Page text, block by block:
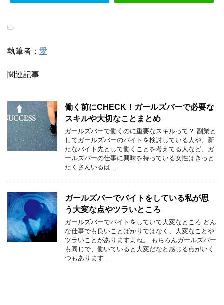
-
執筆者： 愛
関連記事
働く前にCHECK！ガールズバーで必要な
スキルや大切なことまとめ
ガールズバーで働くのに重要なスキルって？ 副業と
してガールズバーのバイトを検討している人や、新
たなバイト先として働くことを考えてる人など、ガ
ールズバーの仕事に興味を持っている女性はきっと
たくさんいるは …
ガールズバーでバイトをしている私が思
う大変な点やツラいところ
ガールズバーでバイトをしていて大変なところ どん
な仕事でも良いことばかりではなく、大変なことや
ツラいことがありますよね。 もちろんガールズバー
も同じで、働いていると大変だなと感じる点がいく
つもあります …